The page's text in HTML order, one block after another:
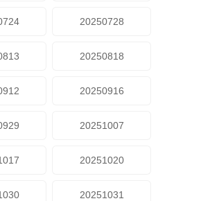
20250728
20250818
20250916
20251007
20251020
20251031